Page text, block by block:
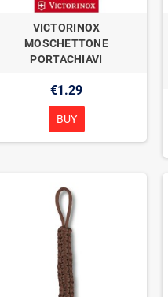
VICTORINOX
MOSCHETTONE
PORTACHIAVI
€1.29
BUY